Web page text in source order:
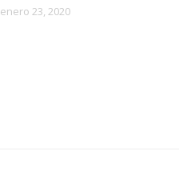
enero 23, 2020